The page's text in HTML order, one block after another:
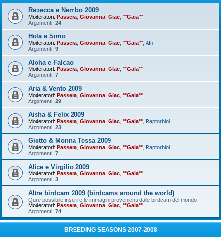
Rebecca e Nembo 2009
Moderatori: Passera Giovanna Giac °°Gaia°°
Argomenti: 24
Hola e Simo
Moderatori: Passera Giovanna Giac °°Gaia°° Afn
Argomenti: 9
Aloha e Falcao
Moderatori: Passera Giovanna Giac °°Gaia°°
Argomenti: 7
Aria & Vento 2009
Moderatori: Passera Giovanna Giac °°Gaia°°
Argomenti: 29
Aisha & Felix 2009
Moderatori: Passera Giovanna Giac °°Gaia°° Raptorbiol
Argomenti: 23
Giotto & Monna Tessa 2009
Moderatori: Passera Giovanna Giac °°Gaia°° Raptorbiol
Argomenti: 7
Alice e Virgilio 2009
Moderatori: Passera Giovanna Giac °°Gaia°°
Argomenti: 3
Altre birdcam 2009 (birdcams around the world)
Qui è possibile inserire le immagini provenienti dalle birdcam del mondo
Moderatori: Passera Giovanna Giac °°Gaia°°
Argomenti: 74
BREEDING SEASONS 2007-2008